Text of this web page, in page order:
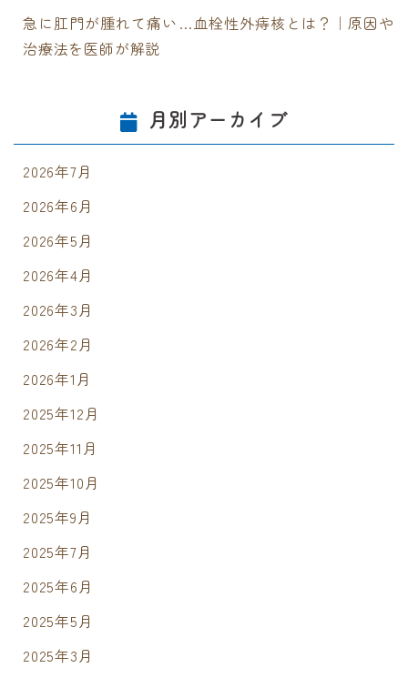
急に肛門が腫れて痛い…血栓性外痔核とは？｜原因や
治療法を医師が解説
月別アーカイブ
2026年7月
2026年6月
2026年5月
2026年4月
2026年3月
2026年2月
2026年1月
2025年12月
2025年11月
2025年10月
2025年9月
2025年7月
2025年6月
2025年5月
2025年3月